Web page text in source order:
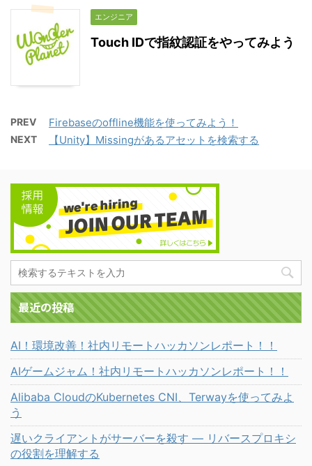
エンジニア
Touch IDで指紋認証をやってみよう
PREV Firebaseのoffline機能を使ってみよう！
NEXT 【Unity】Missingがあるアセットを検索する
最近の投稿
AI！環境改善！社内リモートハッカソンレポート！！
AIゲームジャム！社内リモートハッカソンレポート！！
Alibaba CloudのKubernetes CNI、Terwayを使ってみよ
う
遅いクライアントがサーバーを殺す ― リバースプロキシ
の役割を理解する